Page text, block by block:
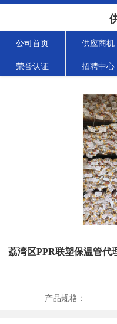
公司首页 供应商机
荣誉认证 招聘中心
荔湾区PPR联塑保温管代
产品规格：